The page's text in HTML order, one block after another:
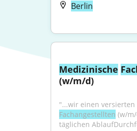
Berlin
Medizinische
(w/m/d)
"...wir einen versierten
Fachangestellten (w/
täglichen